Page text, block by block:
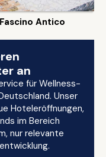
Antico
an
für Wellness-
Unser
Hoteleröffnungen,
im Bereich
nur relevante